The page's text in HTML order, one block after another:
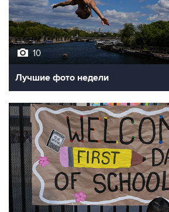
10
Лучшие фото недели